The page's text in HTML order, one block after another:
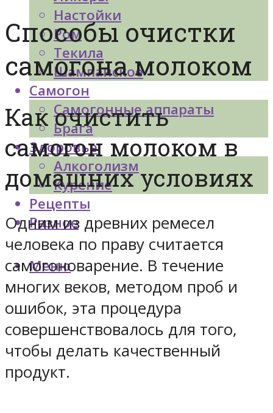
Настойки
Ром
Текила
Шампанское
Самогон
Самогонные аппараты
Брага
Здоровье
Алкоголизм
Курение
Рецепты
Разное
Меню
Способы очистки
самогона молоком
Как очистить
самогон молоком в
домашних условиях
Одним из древних ремесел
человека по праву считается
самогоноварение. В течение
многих веков, методом проб и
ошибок, эта процедура
совершенствовалось для того,
чтобы делать качественный
продукт.